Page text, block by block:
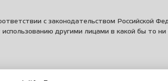
с законодательством Российской
другими лицами в какой бы то